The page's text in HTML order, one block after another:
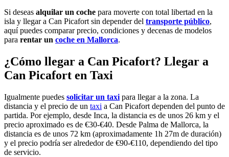
Si deseas alquilar un coche para moverte con total libertad en la
isla y llegar a Can Picafort sin depender del transporte público,
aquí puedes comparar precio, condiciones y decenas de modelos
para rentar un coche en Mallorca.
¿Cómo llegar a Can Picafort? Llegar a
Can Picafort en Taxi
Igualmente puedes solicitar un taxi para llegar a la zona. La
distancia y el precio de un taxi a Can Picafort dependen del punto de
partida. Por ejemplo, desde Inca, la distancia es de unos 26 km y el
precio aproximado es de €30-€40. Desde Palma de Mallorca, la
distancia es de unos 72 km (aproximadamente 1h 27m de duración)
y el precio podría ser alrededor de €90-€110, dependiendo del tipo
de servicio.